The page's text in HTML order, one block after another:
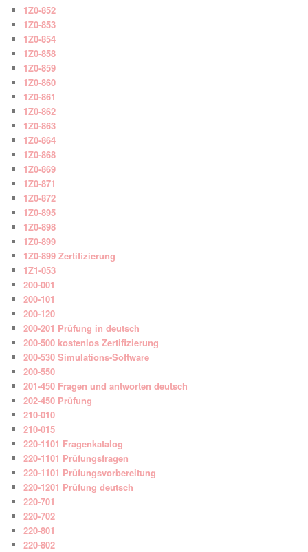
1Z0-852
1Z0-853
1Z0-854
1Z0-858
1Z0-859
1Z0-860
1Z0-861
1Z0-862
1Z0-863
1Z0-864
1Z0-868
1Z0-869
1Z0-871
1Z0-872
1Z0-895
1Z0-898
1Z0-899
1Z0-899 Zertifizierung
1Z1-053
200-001
200-101
200-120
200-201 Prüfung in deutsch
200-500 kostenlos Zertifizierung
200-530 Simulations-Software
200-550
201-450 Fragen und antworten deutsch
202-450 Prüfung
210-010
210-015
220-1101 Fragenkatalog
220-1101 Prüfungsfragen
220-1101 Prüfungsvorbereitung
220-1201 Prüfung deutsch
220-701
220-702
220-801
220-802